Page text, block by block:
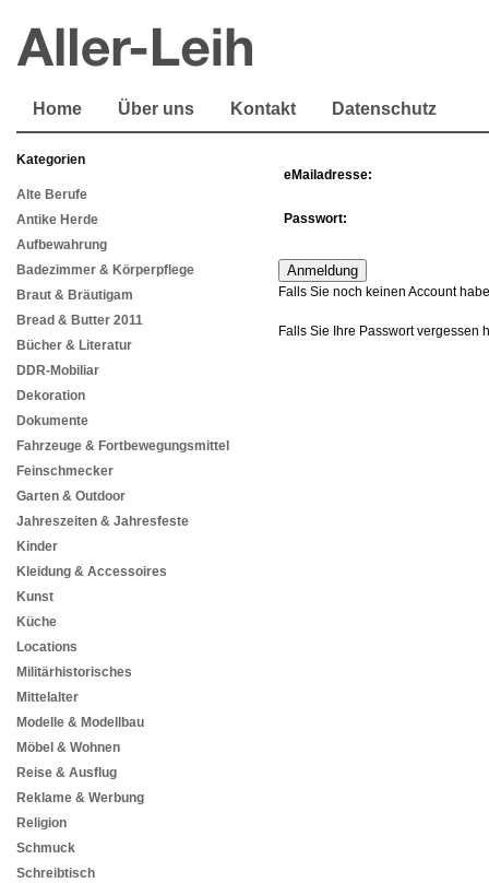
Home Über uns Kontakt Datenschutz
Kategorien
Alte Berufe
Antike Herde
Aufbewahrung
Badezimmer & Körperpflege
Braut & Bräutigam
Bread & Butter 2011
Bücher & Literatur
DDR-Mobiliar
Dekoration
Dokumente
Fahrzeuge & Fortbewegungsmittel
Feinschmecker
Garten & Outdoor
Jahreszeiten & Jahresfeste
Kinder
Kleidung & Accessoires
Kunst
Küche
Locations
Militärhistorisches
Mittelalter
Modelle & Modellbau
Möbel & Wohnen
Reise & Ausflug
Reklame & Werbung
Religion
Schmuck
Schreibtisch
eMailadresse:
Passwort:
Falls Sie noch keinen Account
Falls Sie Ihre Passwort vergessen